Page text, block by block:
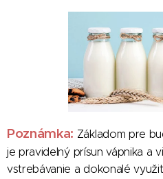
Poznámka: Základom pre
je pravidelný prísun vápnika a
vstrebávanie a dokonalé